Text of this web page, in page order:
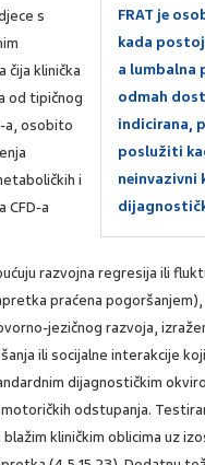
FRAT je
kada
a lumbalna
odmah
indicirana,
poslužiti
neinvazivni
s
čija klinička
od tipičnog
a, osobito
i
CFD-a
razvojna regresija ili
praćena pogoršanjem),
jezičnog razvoja,
ili socijalne interakcije
dijagnostičkim
odstupanja.
kliničkim oblicima uz